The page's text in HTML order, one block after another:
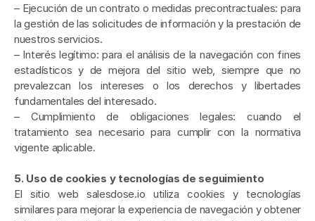
– Ejecución de un contrato o medidas precontractuales: para
la gestión de las solicitudes de información y la prestación de
nuestros servicios.
– Interés legítimo: para el análisis de la navegación con fines
estadísticos y de mejora del sitio web, siempre que no
prevalezcan los intereses o los derechos y libertades
fundamentales del interesado.
– Cumplimiento de obligaciones legales: cuando el
tratamiento sea necesario para cumplir con la normativa
vigente aplicable.
5. Uso de cookies y tecnologías de seguimiento
El sitio web salesdose.io utiliza cookies y tecnologías
similares para mejorar la experiencia de navegación y obtener